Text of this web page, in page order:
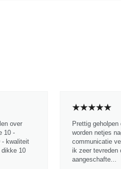
over
10 -
- kwaliteit
dikke 10
Prettig
worden netjes
communicatie
ik zeer tevreden
aangeschafte...